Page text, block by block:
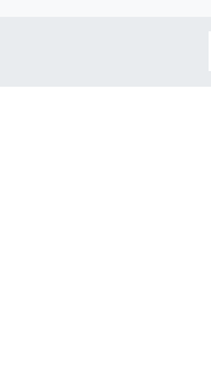
Haberleri